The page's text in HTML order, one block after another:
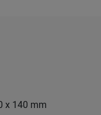
x 140 mm